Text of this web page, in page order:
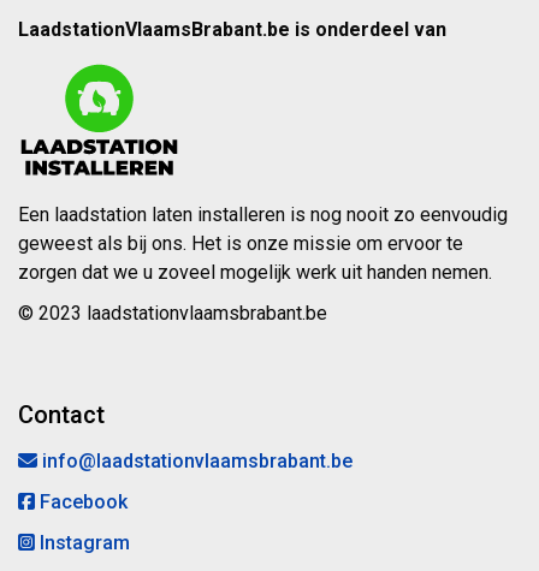
LaadstationVlaamsBrabant.be is onderdeel van
Een laadstation laten installeren is nog nooit zo eenvoudig
geweest als bij ons. Het is onze missie om ervoor te
zorgen dat we u zoveel mogelijk werk uit handen nemen.
© 2023 laadstationvlaamsbrabant.be
Contact
info@laadstationvlaamsbrabant.be
Facebook
Instagram